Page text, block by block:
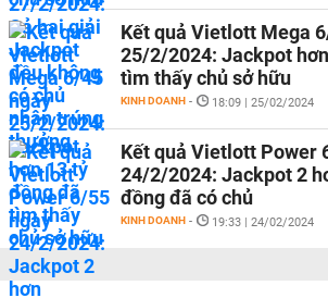
Kết quả Vietlott Mega
25/2/2024: Jackpot
tìm thấy chủ sở hữu
KINH DOANH - 18:09 | 25/02/2024
Kết quả Vietlott Power
24/2/2024: Jackpot 2
đồng đã có chủ
KINH DOANH - 19:33 | 24/02/2024